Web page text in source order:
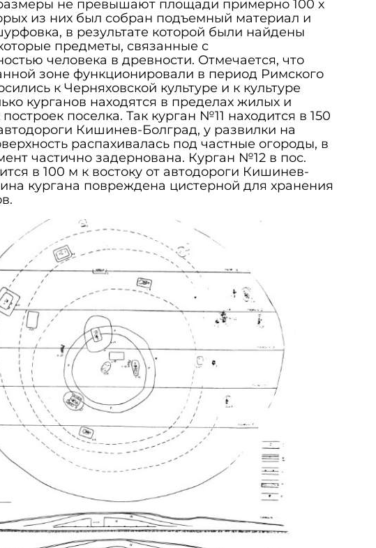
не превышают площади примерно 100 х
из них был собран подъемный материал и
в результате которой были найдены
предметы, связанные с
человека в древности. Отмечается, что
зоне функционировали в период Римского
к Черняховской культуре и к культуре
курганов находятся в пределах жилых и
поселка. Так курган №11 находится в 150
Кишинев-Болград, у развилки на
распахивалась под частные огороды, в
частично задернована. Курган №12 в пос.
в 100 м к востоку от автодороги Кишинев-
кургана повреждена цистерной для хранения